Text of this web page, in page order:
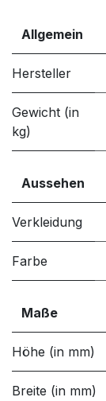
Allgemein
Hersteller
Gewicht (in
kg)
Aussehen
Verkleidung
Farbe
Maße
Höhe (in mm)
Breite (in mm)